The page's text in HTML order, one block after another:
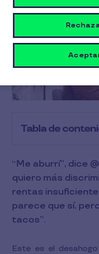
Tabla de
“Me aburrí”, dice
quiero más
rentas
parece que sí,
tacos”.
Este es el